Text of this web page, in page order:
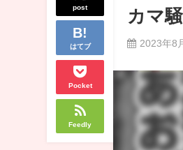
post
はてブ
Pocket
Feedly
カマ
2023年8